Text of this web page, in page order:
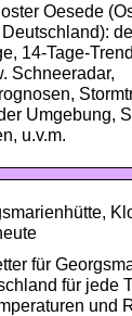
Oesede
14-Tage-
Schneeradar,
Umgebung,
u.v.m.
für
für jede
und